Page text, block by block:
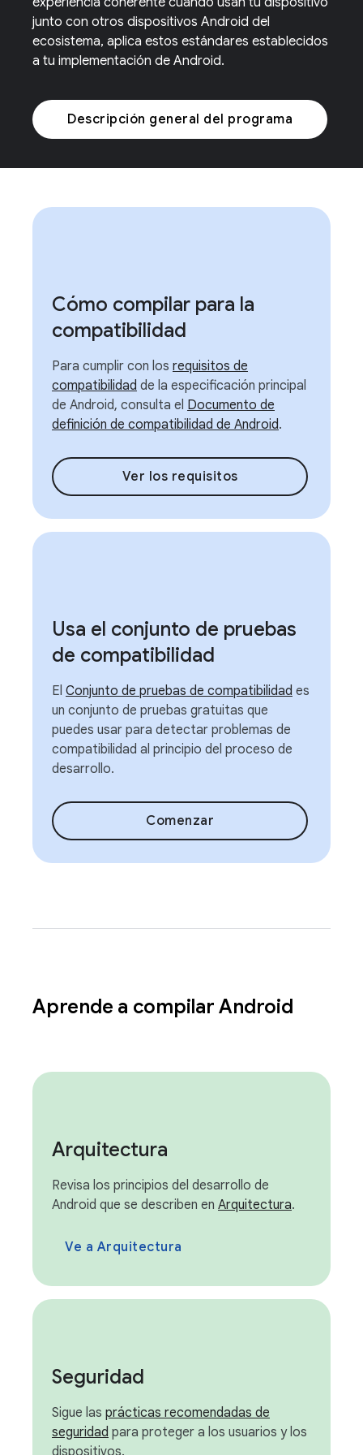
junto con otros dispositivos Android del
ecosistema, aplica estos estándares establecidos
a tu implementación de Android.
Descripción general del programa
Cómo compilar para la
compatibilidad
Para cumplir con los requisitos de
compatibilidad de la especificación principal
de Android, consulta el Documento de
definición de compatibilidad de Android.
Ver los requisitos
Usa el conjunto de pruebas
de compatibilidad
El Conjunto de pruebas de compatibilidad es
un conjunto de pruebas gratuitas que
puedes usar para detectar problemas de
compatibilidad al principio del proceso de
desarrollo.
Comenzar
Aprende a compilar Android
Arquitectura
Revisa los principios del desarrollo de
Android que se describen en Arquitectura.
Ve a Arquitectura
Seguridad
Sigue las prácticas recomendadas de
seguridad para proteger a los usuarios y los
dispositivos.